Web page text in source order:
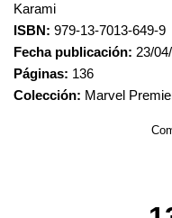
Karami
ISBN: 979-13-7013-649-9
Fecha publicación: 23/
Páginas: 136
Colección: Marvel